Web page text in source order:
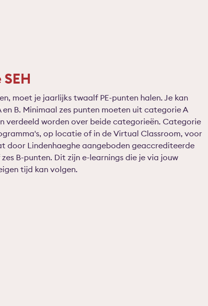
moet je jaarlijks twaalf PE-punten halen. Je kan
B. Minimaal zes punten moeten uit categorie A
verdeeld worden over beide categorieën. Categorie
op locatie of in de Virtual Classroom, voor
door Lindenhaeghe aangeboden geaccrediteerde
B-punten. Dit zijn e-learnings die je via jouw
tijd kan volgen.